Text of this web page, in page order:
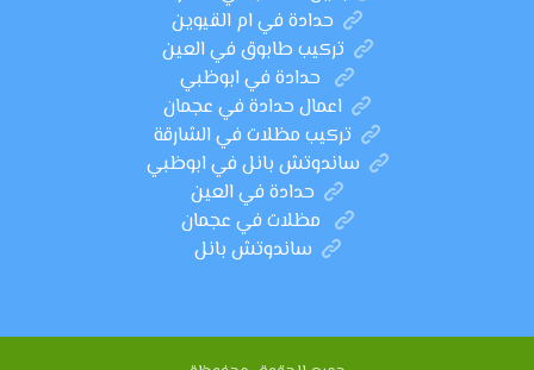
حدادة في ام القيوين
تركيب طابوق في العين
حدادة في ابوظبي
اعمال حدادة في عجمان
تركيب مظلات في الشارقة
ساندوتش بانل في ابوظبي
حدادة في العين
مظلات في عجمان
ساندوتش بانل